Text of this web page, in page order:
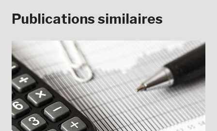
Publications similaires